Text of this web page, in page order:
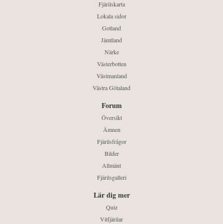
Fjärilskarta
Lokala sidor
Gotland
Jämtland
Närke
Västerbotten
Västmanland
Västra Götaland
Forum
Översikt
Ämnen
Fjärilsfrågor
Bilder
Allmänt
Fjärilsgalleri
Lär dig mer
Quiz
Vitfjärilar